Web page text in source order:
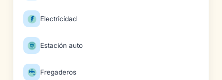
Electricidad
Estación auto
Fregaderos